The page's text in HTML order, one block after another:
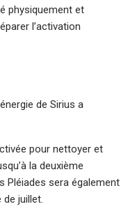
physiquement et
l’activation
de Sirius a
pour nettoyer et
la deuxième
Pléiades sera également
juillet.